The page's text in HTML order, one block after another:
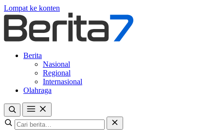
Lompat ke konten
Berita
Nasional
Regional
Internasional
Olahraga